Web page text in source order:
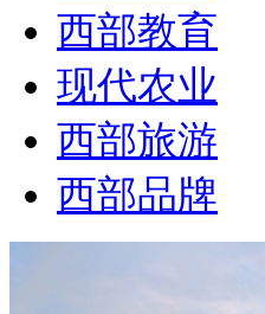
西部教育
现代农业
西部旅游
西部品牌